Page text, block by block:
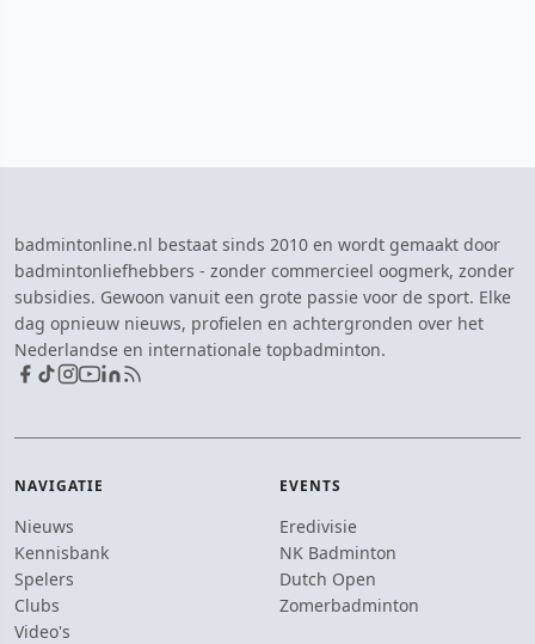
badmintonline.nl bestaat sinds 2010 en wordt gemaakt door
badmintonliefhebbers - zonder commercieel oogmerk, zonder
subsidies. Gewoon vanuit een grote passie voor de sport. Elke
dag opnieuw nieuws, profielen en achtergronden over het
Nederlandse en internationale topbadminton.
NAVIGATIE
Nieuws
Kennisbank
Spelers
Clubs
Video's
EVENTS
Eredivisie
NK Badminton
Dutch Open
Zomerbadminton